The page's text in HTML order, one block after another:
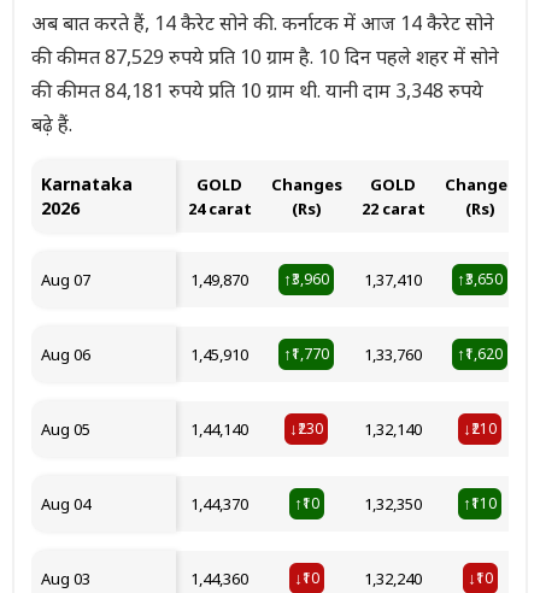
अब बात करते हैं, 14 कैरेट सोने की. कर्नाटक में आज 14 कैरेट सोने
की कीमत 87,529 रुपये प्रति 10 ग्राम है. 10 दिन पहले शहर में सोने
की कीमत 84,181 रुपये प्रति 10 ग्राम थी. यानी दाम 3,348 रुपये
बढ़े हैं.
Karnataka
2026
GOLD
24 carat
Changes
(Rs)
GOLD
22 carat
Changes
(Rs)
Aug 07 ₹1,49,870 ↑₹3,960 ₹1,37,410 ↑₹3,650
Aug 06 ₹1,45,910 ↑₹1,770 ₹1,33,760 ↑₹1,620
Aug 05 ₹1,44,140 ↓₹230 ₹1,32,140 ↓₹210
Aug 04 ₹1,44,370 ↑₹10 ₹1,32,350 ↑₹110
Aug 03 ₹1,44,360 ↓₹10 ₹1,32,240 ↓₹10